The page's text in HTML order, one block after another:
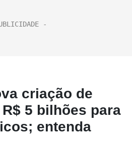
criação de
5 bilhões para
entenda